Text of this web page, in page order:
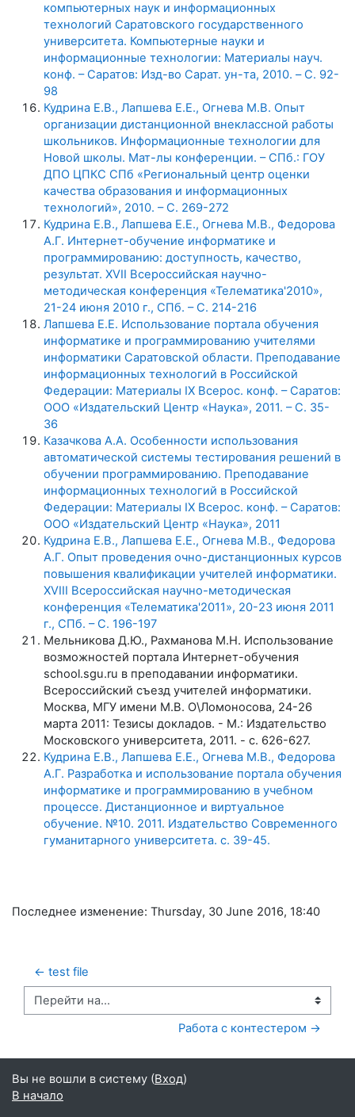
компьютерных наук и информационных
технологий Саратовского государственного
университета. Компьютерные науки и
информационные технологии: Материалы науч.
конф. – Саратов: Изд-во Сарат. ун-та, 2010. – C. 92-
98
Кудрина Е.В., Лапшева Е.Е., Огнева М.В. Опыт
организации дистанционной внеклассной работы
школьников. Информационные технологии для
Новой школы. Мат-лы конференции. – СПб.: ГОУ
ДПО ЦПКС СПб «Региональный центр оценки
качества образования и информационных
технологий», 2010. – С. 269-272
Кудрина Е.В., Лапшева Е.Е., Огнева М.В., Федорова
А.Г. Интернет-обучение информатике и
программированию: доступность, качество,
результат. XVII Всероссийская научно-
методическая конференция «Телематика'2010»,
21-24 июня 2010 г., СПб. – С. 214-216
Лапшева Е.Е. Использование портала обучения
информатике и программированию учителями
информатики Саратовской области. Преподавание
информационных технологий в Российской
Федерации: Материалы IX Всерос. конф. – Саратов:
ООО «Издательский Центр «Наука», 2011. – С. 35-
36
Казачкова А.А. Особенности использования
автоматической системы тестирования решений в
обучении программированию. Преподавание
информационных технологий в Российской
Федерации: Материалы IX Всерос. конф. – Саратов:
ООО «Издательский Центр «Наука», 2011
Кудрина Е.В., Лапшева Е.Е., Огнева М.В., Федорова
А.Г. Опыт проведения очно-дистанционных курсов
повышения квалификации учителей информатики.
XVIII Всероссийская научно-методическая
конференция «Телематика'2011», 20-23 июня 2011
г., СПб. – С. 196-197
Мельникова Д.Ю., Рахманова М.Н. Использование
возможностей портала Интернет-обучения
school.sgu.ru в преподавании информатики.
Всероссийский съезд учителей информатики.
Москва, МГУ имени М.В. О\Ломоносова, 24-26
марта 2011: Тезисы докладов. - М.: Издательство
Московского университета, 2011. - с. 626-627.
Кудрина Е.В., Лапшева Е.Е., Огнева М.В., Федорова
А.Г. Разработка и использование портала обучения
информатике и программированию в учебном
процессе. Дистанционное и виртуальное
обучение. №10. 2011. Издательство Современного
гуманитарного университета. с. 39-45.
Последнее изменение: Thursday, 30 June 2016, 18:40
← test file
Перейти на...
Работа с контестером →
Вы не вошли в систему (Вход)
В начало